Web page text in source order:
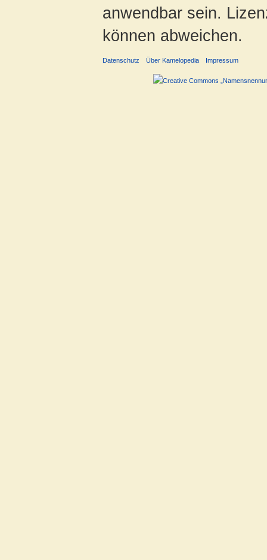
anwendbar sein.
können abweichen.
Datenschutz Über Kamelopedia Impressum